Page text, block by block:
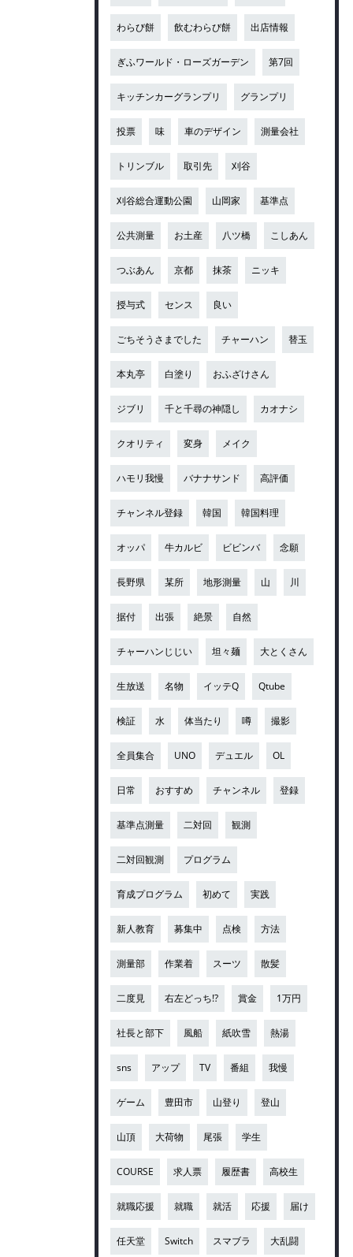
わらび餅 飲むわらび餅 出店情報
ぎふワールド・ローズガーデン 第7回
キッチンカーグランプリ グランプリ
投票 味 車のデザイン 測量会社
トリンブル 取引先 刈谷
刈谷総合運動公園 山岡家 基準点
公共測量 お土産 八ツ橋 こしあん
つぶあん 京都 抹茶 ニッキ
授与式 センス 良い
ごちそうさまでした チャーハン 替玉
本丸亭 白塗り おふざけさん
ジブリ 千と千尋の神隠し カオナシ
クオリティ 変身 メイク
ハモリ我慢 バナナサンド 高評価
チャンネル登録 韓国 韓国料理
オッパ 牛カルビ ビビンバ 念願
長野県 某所 地形測量 山 川
据付 出張 絶景 自然
チャーハンじじい 坦々麺 大とくさん
生放送 名物 イッテQ Qtube
検証 水 体当たり 噂 撮影
全員集合 UNO デュエル OL
日常 おすすめ チャンネル 登録
基準点測量 二対回 観測
二対回観測 プログラム
育成プログラム 初めて 実践
新人教育 募集中 点検 方法
測量部 作業着 スーツ 散髪
二度見 右左どっち!? 賞金 1万円
社長と部下 風船 紙吹雪 熱湯
sns アップ TV 番組 我慢
ゲーム 豊田市 山登り 登山
山頂 大荷物 尾張 学生
COURSE 求人票 履歴書 高校生
就職応援 就職 就活 応援 届け
任天堂 Switch スマブラ 大乱闘